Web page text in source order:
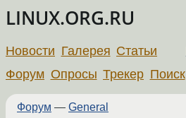
LINUX.ORG.RU
Новости Галерея Статьи
Форум Опросы Трекер Поиск
Форум — General